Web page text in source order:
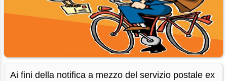
Ai fini della notifica a mezzo del servizio postale ex